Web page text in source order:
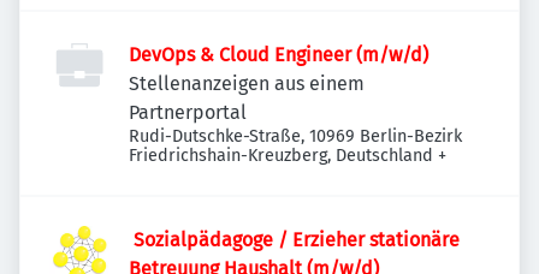
DevOps & Cloud Engineer (m/w/d)
Stellenanzeigen aus einem
Partnerportal
Rudi-Dutschke-Straße, 10969 Berlin-Bezirk
Friedrichshain-Kreuzberg, Deutschland +
Betreuung Haushalt (m/w/d)